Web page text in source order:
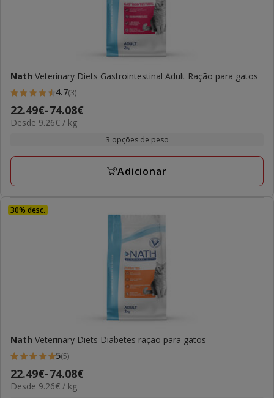
Nath Veterinary Diets Gastrointestinal Adult Ração para gatos
4.7
estrelas
com
avaliações
4.7(3)
Preço
de
a
22.49€-74.08€
9.26€
Desde 9.26€ / kg
3 opções de peso
Adicionar
30% desc.
Nath Veterinary Diets Diabetes ração para gatos
5
estrelas
com
5(5)
Preço
de
22.49€-74.08€
9.26€
Desde 9.26€ / kg